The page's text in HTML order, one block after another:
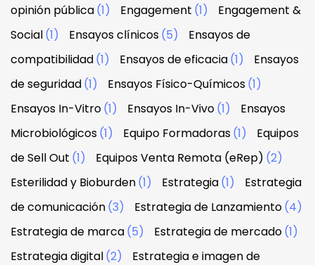
opinión pública(1) Engagement (1)
Engagement &
Social(1) Ensayos clínicos(5)
Ensayos de
compatibilidad(1) Ensayos de eficacia(1)
Ensayos
de seguridad(1) Ensayos Físico-Químicos(1)
Ensayos In-Vitro(1) Ensayos In-Vivo(1)
Ensayos
Microbiológicos(1) Equipo Formadoras(1)
Equipos
de Sell Out (1) Equipos Venta Remota (eRep) (2)
Esterilidad y Bioburden(1) Estrategia(1)
Estrategia
de comunicación(3) Estrategia de Lanzamiento(4)
Estrategia de marca(5) Estrategia de mercado(1)
Estrategia digital(2)
Estrategia e imagen de